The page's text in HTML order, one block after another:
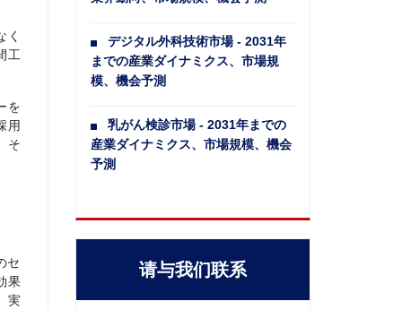
く
工
を
用
そ
セ
果
実
デジタル外科技術市場 - 2031年
までの産業ダイナミクス、市場規
模、機会予測
乳がん検診市場 - 2031年までの
産業ダイナミクス、市場規模、機会
予測
请与我们联系